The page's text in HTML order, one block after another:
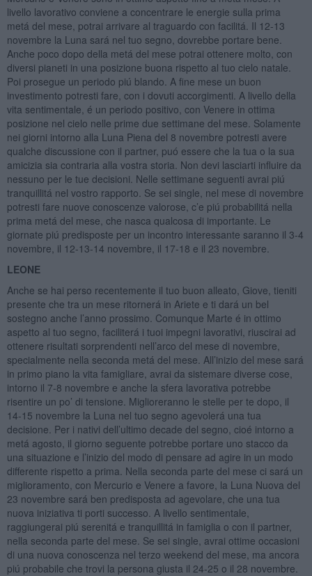
livello lavorativo conviene a concentrare le energie sulla prima
metá del mese, potrai arrivare al traguardo con facilitá. Il 12-13
novembre la Luna sará nel tuo segno, dovrebbe portare bene.
Anche poco dopo della metá del mese potrai ottenere molto, con
diversi pianeti in una posizione buona rispetto al tuo cielo natale.
Poi prosegue un periodo piú blando. A fine mese un buon
investimento potresti fare, con i dovuti accorgimenti. A livello della
vita sentimentale, é un periodo positivo, con Venere in ottima
posizione nel cielo nelle prime due settimane del mese. Solamente
nei giorni intorno alla Luna Piena del 8 novembre potresti avere
qualche discussione con il partner, puó essere che la tua o la sua
amicizia sia contraria alla vostra storia. Non devi lasciarti influire da
nessuno per le tue decisioni. Nelle settimane seguenti avrai piú
tranquillitá nel vostro rapporto. Se sei single, nel mese di novembre
potresti fare nuove conoscenze valorose, c’e piú probabilitá nella
prima metá del mese, che nasca qualcosa di importante. Le
giornate piú predisposte per un incontro interessante saranno il 3-4
novembre, il 12-13-14 novembre, il 17-18 e il 23 novembre.
LEONE
Anche se hai perso recentemente il tuo buon alleato, Giove, tieniti
presente che tra un mese ritornerá in Ariete e ti dará un bel
sostegno anche l’anno prossimo. Comunque Marte é in ottimo
aspetto al tuo segno, faciliterá i tuoi impegni lavorativi, riuscirai ad
ottenere risultati sorprendenti nell’arco del mese di novembre,
specialmente nella seconda metá del mese. All’inizio del mese sará
in primo piano la vita famigliare, avrai da sistemare diverse cose,
intorno il 7-8 novembre e anche la sfera lavorativa potrebbe
risentire un po’ di tensione. Miglioreranno le stelle per te dopo, il
14-15 novembre la Luna nel tuo segno agevolerá una tua
decisione. Per i nativi dell’ultimo decade del segno, cioé intorno a
metá agosto, il giorno seguente potrebbe portare uno stacco da
una situazione e l’inizio del modo di pensare ad agire in un modo
differente rispetto a prima. Nella seconda parte del mese ci sará un
miglioramento, con Mercurio e Venere a favore, la Luna Nuova del
23 novembre sará ben predisposta ad agevolare, che una tua
nuova iniziativa ti porti successo. A livello sentimentale,
raggiungerai piú serenitá e tranquillitá in famiglia o con il partner,
nella seconda parte del mese. Se sei single, avrai ottime occasioni
di una nuova conoscenza nel terzo weekend del mese, ma ancora
piú probabile che trovi la persona giusta il 24-25 o il 28 novembre.